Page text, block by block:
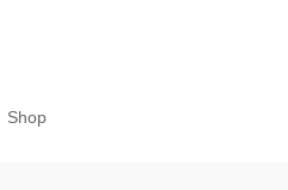
Shop